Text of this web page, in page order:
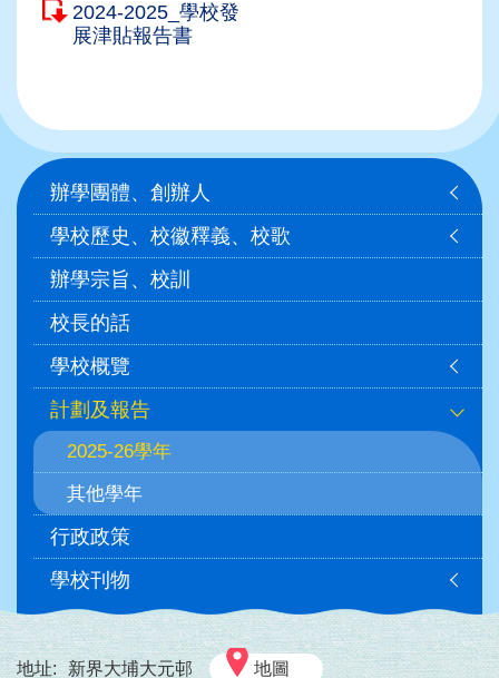
2024-2025_學校發
展津貼報告書
Main
navigation
辦學團體、創辦人
學校歷史、校徽釋義、校歌
辦學宗旨、校訓
校長的話
學校概覽
計劃及報告
2025-26學年
其他學年
行政政策
學校刊物
地址: 新界大埔大元邨 地圖